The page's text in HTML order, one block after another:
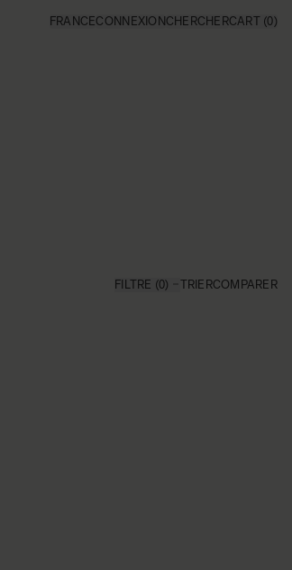
FRANCECONNEXION CHERCHERCART (0)
FILTRE (0) TRIERCOMPARER